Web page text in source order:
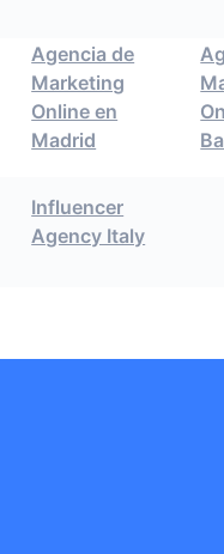
Agencia de
Marketing
Online en
Madrid
Influencer
Agency Italy